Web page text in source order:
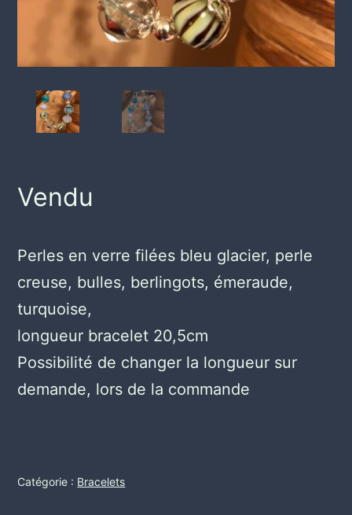
Vendu
Perles en verre filées bleu glacier, perle
creuse, bulles, berlingots, émeraude,
turquoise,
longueur bracelet 20,5cm
Possibilité de changer la longueur sur
demande, lors de la commande
Catégorie : Bracelets